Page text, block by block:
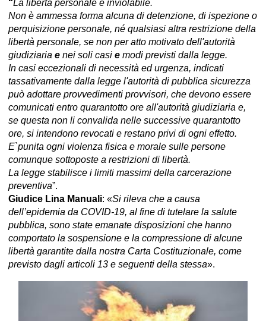
“La libertà personale è inviolabile.
Non è ammessa forma alcuna di detenzione, di ispezione o
perquisizione personale, né qualsiasi altra restrizione della
libertà personale, se non per atto motivato dell'autorità
giudiziaria e nei soli casi e modi previsti dalla legge.
In casi eccezionali di necessità ed urgenza, indicati
tassativamente dalla legge l'autorità di pubblica sicurezza
può adottare provvedimenti provvisori, che devono essere
comunicati entro quarantotto ore all'autorità giudiziaria e,
se questa non li convalida nelle successive quarantotto
ore, si intendono revocati e restano privi di ogni effetto.
E`punita ogni violenza fisica e morale sulle persone
comunque sottoposte a restrizioni di libertà.
La legge stabilisce i limiti massimi della carcerazione
preventiva”.
Giudice Lina Manuali: «Si rileva che a causa
dell’epidemia da COVID-19, al fine di tutelare la salute
pubblica, sono state emanate disposizioni che hanno
comportato la sospensione e la compressione di alcune
libertà garantite dalla nostra Carta Costituzionale, come
previsto dagli articoli 13 e seguenti della stessa».